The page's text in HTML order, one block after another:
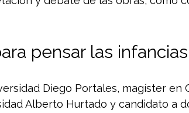
pensar las infancias
Diego Portales, magíster en
Alberto Hurtado y candidato a